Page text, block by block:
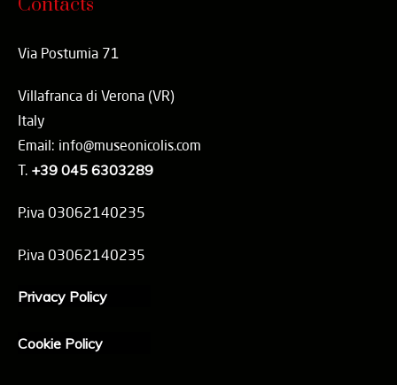
Contacts
Via Postumia 71
Villafranca di Verona (VR)
Italy
Email: info@museonicolis.com
T. +39 045 6303289
P.iva 03062140235
P.iva 03062140235
Privacy Policy
Cookie Policy